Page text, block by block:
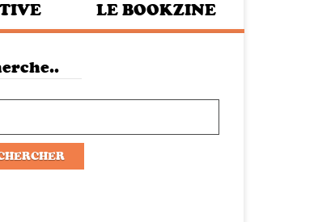
LE BOOKZINE